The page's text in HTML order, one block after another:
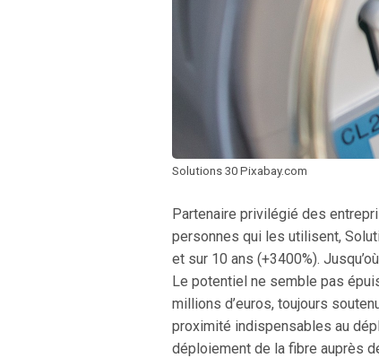
Solutions 30 Pixabay.com
Partenaire privilégié des
personnes qui les utilisent,
et sur 10 ans (+3400%).
Le potentiel ne semble pas
millions d’euros, toujours
proximité indispensables au
déploiement de la fibre auprès